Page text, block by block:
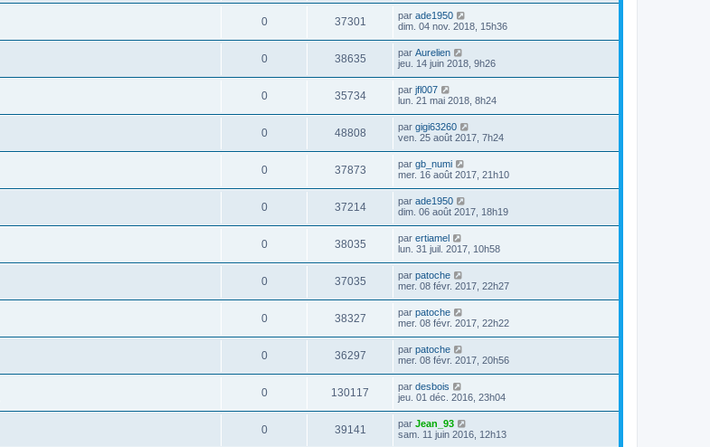
0 37301 par ade1950
dim. 04 nov. 2018, 15h36
0 38635 par Aurelien
jeu. 14 juin 2018, 9h26
0 35734 par jfl007
lun. 21 mai 2018, 8h24
0 48808 par gigi63260
ven. 25 août 2017, 7h24
0 37873 par gb_numi
mer. 16 août 2017, 21h10
0 37214 par ade1950
dim. 06 août 2017, 18h19
0 38035 par ertiamel
lun. 31 juil. 2017, 10h58
0 37035 par patoche
mer. 08 févr. 2017, 22h27
0 38327 par patoche
mer. 08 févr. 2017, 22h22
0 36297 par patoche
mer. 08 févr. 2017, 20h56
0 130117 par desbois
jeu. 01 déc. 2016, 23h04
0 39141 par Jean_93
sam. 11 juin 2016, 12h13